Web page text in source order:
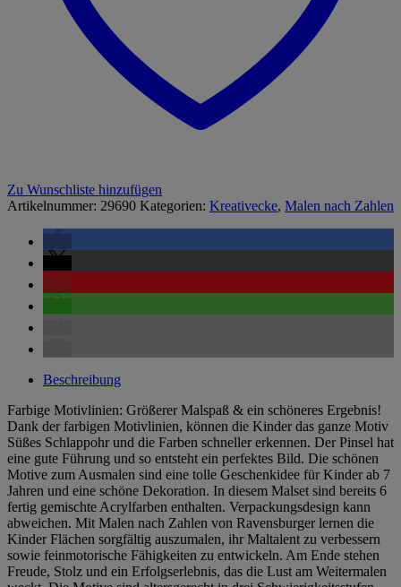
Zu Wunschliste hinzufügen
Artikelnummer: 29690 Kategorien: Kreativecke, Malen nach Zahlen
Beschreibung
Farbige Motivlinien: Größerer Malspaß & ein schöneres Ergebnis!
Dank der farbigen Motivlinien, können die Kinder das ganze Motiv
Süßes Schlappohr und die Farben schneller erkennen. Der Pinsel hat
eine gute Führung und so entsteht ein perfektes Bild. Die schönen
Motive zum Ausmalen sind eine tolle Geschenkidee für Kinder ab 7
Jahren und eine schöne Dekoration. In diesem Malset sind bereits 6
fertig gemischte Acrylfarben enthalten. Verpackungsdesign kann
abweichen. Mit Malen nach Zahlen von Ravensburger lernen die
Kinder Flächen sorgfältig auszumalen, ihr Maltalent zu verbessern
sowie feinmotorische Fähigkeiten zu entwickeln. Am Ende stehen
Freude, Stolz und ein Erfolgserlebnis, das die Lust am Weitermalen